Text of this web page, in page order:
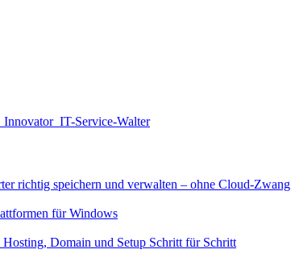
richtig speichern und verwalten – ohne Cloud-Zwang
für Windows
Hosting, Domain und Setup Schritt für Schritt